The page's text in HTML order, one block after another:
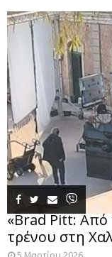
«Brad Pitt: Από
τρένου στη